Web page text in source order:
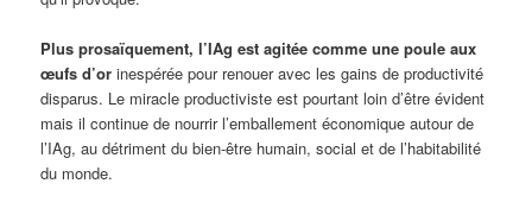
Plus prosaïquement, l’IAg est agitée comme une poule aux
œufs d’or inespérée pour renouer avec les gains de productivité
disparus. Le miracle productiviste est pourtant loin d’être évident
mais il continue de nourrir l’emballement économique autour de
l’IAg, au détriment du bien-être humain, social et de l’habitabilité
du monde.